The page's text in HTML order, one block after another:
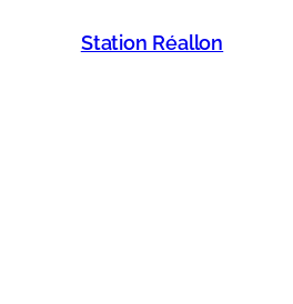
Station Réallon